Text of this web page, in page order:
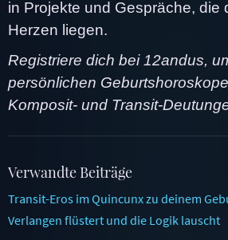
in Projekte und Gespräche, die
Herzen liegen.
Registriere dich bei 12andus,
persönlichen
Komposit- und Transit-
Verwandte Beiträge
Transit-Eros im Quincunx zu deinem
Verlangen flüstert und die Logik lauscht